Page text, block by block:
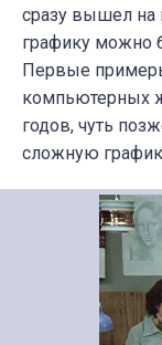
сразу вышел на
графику можно
Первые
компьютерных
годов, чуть
сложную